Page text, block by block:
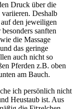
Druck über die
Deshalb
den jeweiligen
sanften
die Massage
das geringe
auch nicht so
Pferden z.B. oben
am Bauch.
ich persönlich nicht
Heustaub ist. Aus